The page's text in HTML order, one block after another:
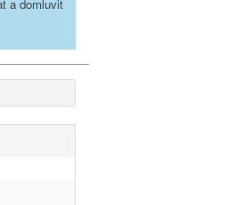
a domluvit